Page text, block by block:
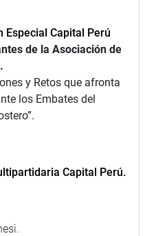
Especial Capital Perú
de la Asociación de
y Retos que afronta
los Embates del
Capital Perú.